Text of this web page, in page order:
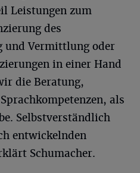
Leistungen zum
des
und Vermittlung oder
in einer Hand
die Beratung,
als
Selbstverständlich
entwickelnden
Schumacher.